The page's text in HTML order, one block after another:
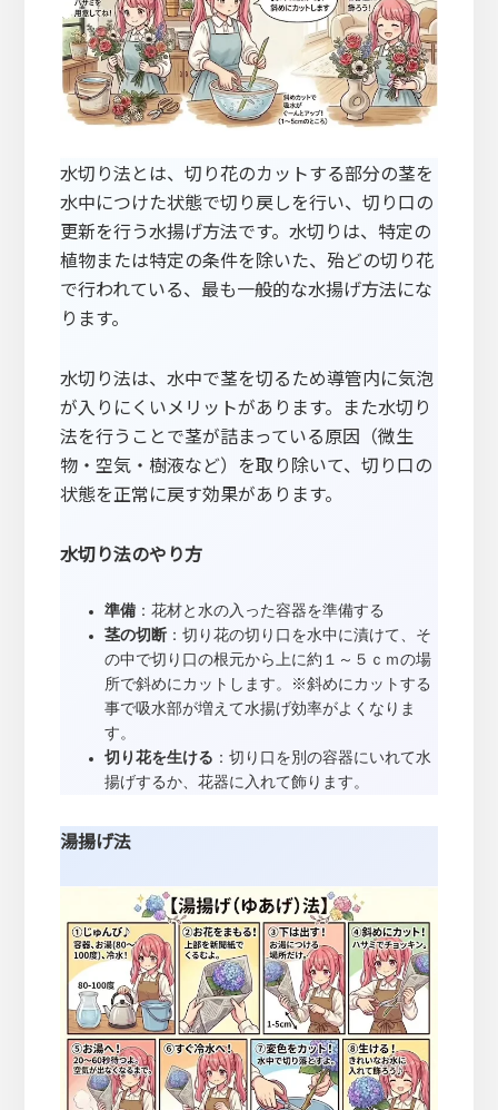
水切り法とは、切り花のカットする部分の茎を
水中につけた状態で切り戻しを行い、切り口の
更新を行う水揚げ方法です。水切りは、特定の
植物または特定の条件を除いた、殆どの切り花
で行われている、最も一般的な水揚げ方法にな
ります。
水切り法は、水中で茎を切るため導管内に気泡
が入りにくいメリットがあります。また水切り
法を行うことで茎が詰まっている原因（微生
物・空気・樹液など）を取り除いて、切り口の
状態を正常に戻す効果があります。
水切り法のやり方
準備：花材と水の入った容器を準備する
茎の切断：切り花の切り口を水中に漬けて、そ
の中で切り口の根元から上に約１～５ｃｍの場
所で斜めにカットします。※斜めにカットする
事で吸水部が増えて水揚げ効率がよくなりま
す。
切り花を生ける ：切り口を別の容器にいれて水
揚げするか、花器に入れて飾ります。
湯揚げ法